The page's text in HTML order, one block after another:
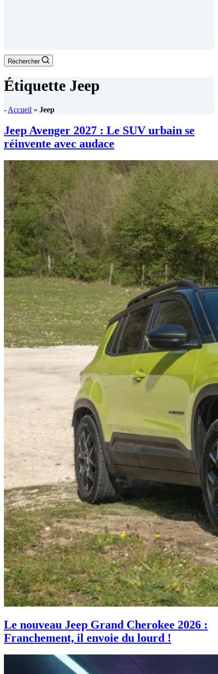
Rechercher
Étiquette Jeep
- Accueil » Jeep
Jeep Avenger 2027 : Le SUV urbain se
réinvente avec audace
Le nouveau Jeep Grand Cherokee 2026 :
Franchement, il envoie du lourd !